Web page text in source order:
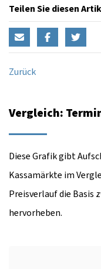
Teilen Sie diesen
Zurück
Vergleich:
Diese Grafik gibt
Kassamärkte im
Preisverlauf die Basis
hervorheben.